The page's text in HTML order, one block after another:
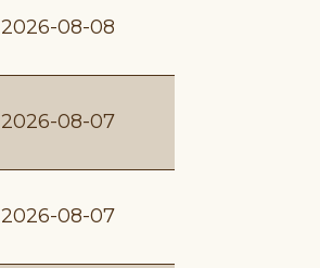
2026-08-08
2026-08-07
2026-08-07